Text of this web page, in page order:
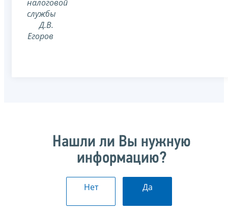
налоговой
службы
Д.В.
Егоров
Нашли ли Вы нужную
информацию?
Нет Да